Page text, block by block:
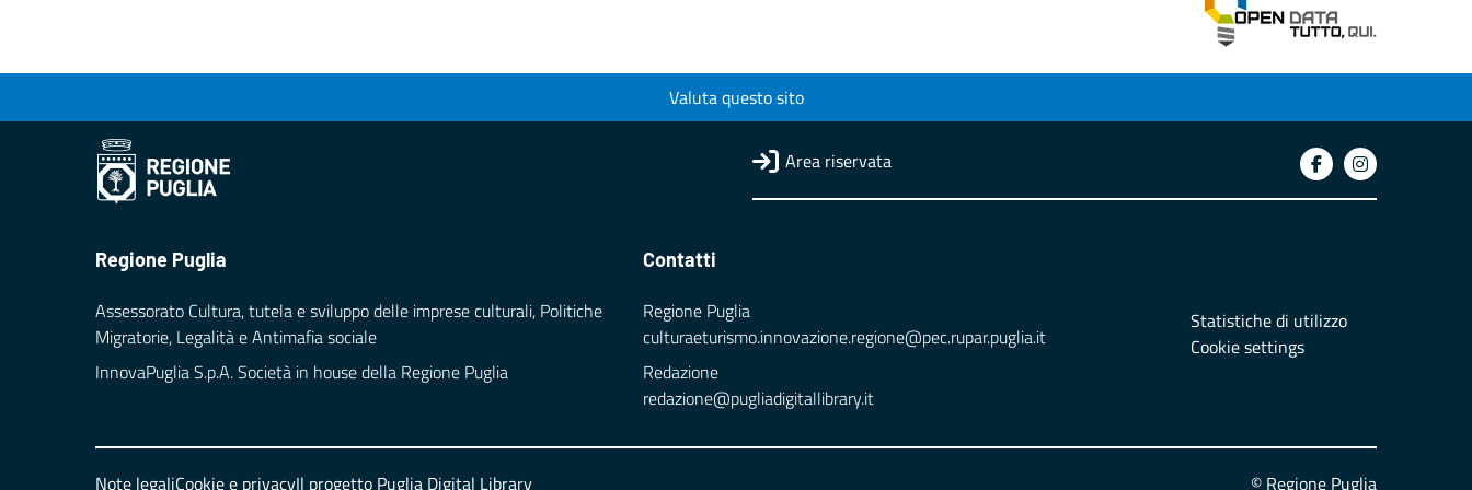
Valuta questo sito
Area riservata
Regione Puglia
Assessorato Cultura, tutela e sviluppo delle imprese culturali, Politiche
Migratorie, Legalità e Antimafia sociale
InnovaPuglia S.p.A. Società in house della Regione Puglia
Contatti
Regione Puglia
culturaeturismo.innovazione.regione@pec.rupar.puglia.it
Redazione
redazione@pugliadigitallibrary.it
Statistiche di utilizzo
Cookie settings
Note legaliCookie e privacyIl progetto Puglia Digital Library © Regione Puglia